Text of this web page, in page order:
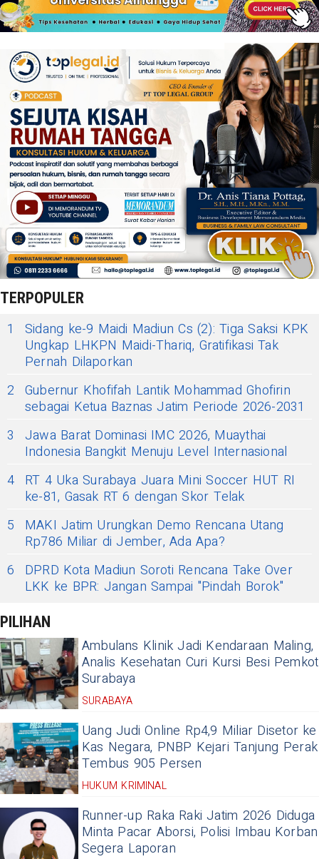
TERPOPULER
1
Sidang ke-9 Maidi Madiun Cs (2): Tiga Saksi KPK
Ungkap LHKPN Maidi-Thariq, Gratifikasi Tak
Pernah Dilaporkan
2 Gubernur Khofifah Lantik Mohammad Ghofirin
sebagai Ketua Baznas Jatim Periode 2026-2031
3
Jawa Barat Dominasi IMC 2026, Muaythai
Indonesia Bangkit Menuju Level Internasional
4 RT 4 Uka Surabaya Juara Mini Soccer HUT RI
ke-81, Gasak RT 6 dengan Skor Telak
5
MAKI Jatim Urungkan Demo Rencana Utang
Rp786 Miliar di Jember, Ada Apa?
6
DPRD Kota Madiun Soroti Rencana Take Over
LKK ke BPR: Jangan Sampai ''Pindah Borok''
PILIHAN
Ambulans Klinik Jadi Kendaraan Maling,
Analis Kesehatan Curi Kursi Besi Pemkot
Surabaya
SURABAYA
Uang Judi Online Rp4,9 Miliar Disetor ke
Kas Negara, PNBP Kejari Tanjung Perak
Tembus 905 Persen
HUKUM KRIMINAL
Runner-up Raka Raki Jatim 2026 Diduga
Minta Pacar Aborsi, Polisi Imbau Korban
Segera Laporan